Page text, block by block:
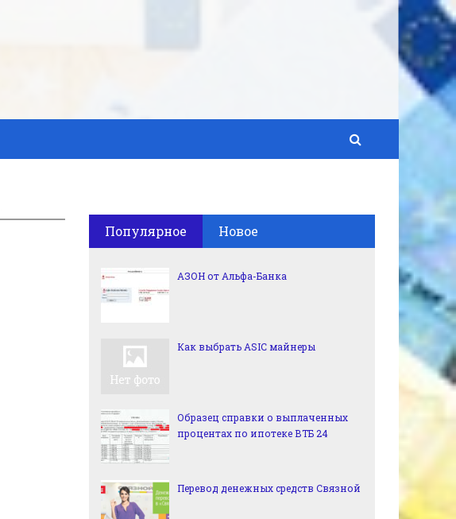
Популярное Новое
АЗОН от Альфа-Банка
Как выбрать ASIC майнеры
Образец справки о выплаченных
процентах по ипотеке ВТБ 24
Перевод денежных средств Связной